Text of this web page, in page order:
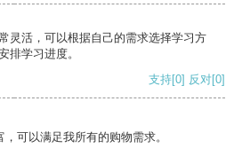
灵活，可以根据自己的需求选择学习方
排学习进度。
支持[0] 反对[0]
可以满足我所有的购物需求。